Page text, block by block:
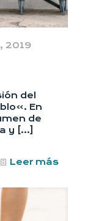
2019
del
En
de
y […]
Leer más